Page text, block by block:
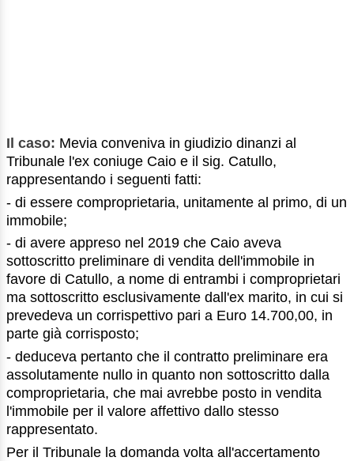
Il caso: Mevia conveniva in giudizio dinanzi al
Tribunale l'ex coniuge Caio e il sig. Catullo,
rappresentando i seguenti fatti:
- di essere comproprietaria, unitamente al primo, di un
immobile;
- di avere appreso nel 2019 che Caio aveva
sottoscritto preliminare di vendita dell'immobile in
favore di Catullo, a nome di entrambi i comproprietari
ma sottoscritto esclusivamente dall'ex marito, in cui si
prevedeva un corrispettivo pari a Euro 14.700,00, in
parte già corrisposto;
- deduceva pertanto che il contratto preliminare era
assolutamente nullo in quanto non sottoscritto dalla
comproprietaria, che mai avrebbe posto in vendita
l'immobile per il valore affettivo dallo stesso
rappresentato.
Per il Tribunale la domanda volta all'accertamento